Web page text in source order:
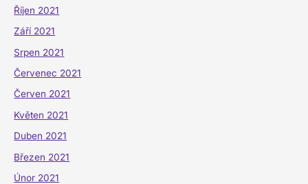
Říjen 2021
Září 2021
Srpen 2021
Červenec 2021
Červen 2021
Květen 2021
Duben 2021
Březen 2021
Únor 2021